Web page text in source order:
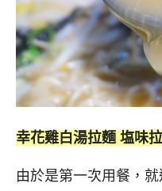
幸花雞白湯拉麵 塩味
由於是第一次用餐，就